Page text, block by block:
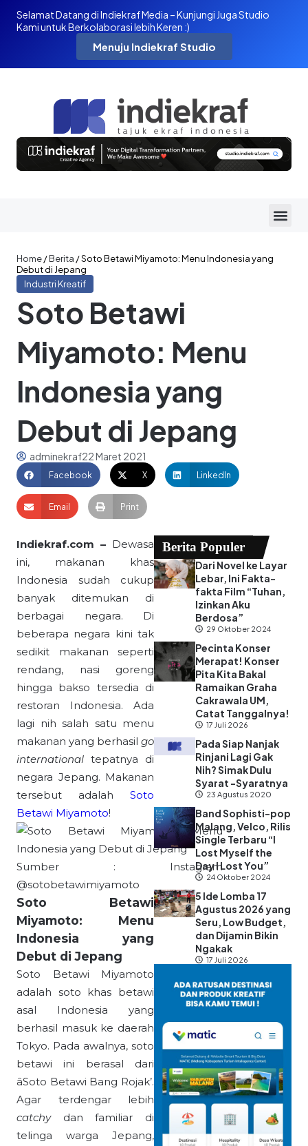
Selamat Datang di Indiekraf Media – Kunjungi Juga Studio
Kami untuk Berkolaborasi lebih Keren :)
Menuju Indiekraf Studio
Home/Berita /Soto Betawi Miyamoto: Menu Indonesia yang
Debut di Jepang
Industri Kreatif
Soto Betawi
Miyamoto: Menu
Indonesia yang
Debut di Jepang
adminekraf22 Maret 2021
Facebook X LinkedIn
Email Print
Indiekraf.com – Dewasa
ini, makanan khas
Indonesia sudah cukup
banyak ditemukan di
berbagai negara. Di
beberapa negara kini tak
sedikit makanan seperti
rendang, nasi goreng
hingga bakso tersedia di
restoran Indonesia. Ada
lagi nih salah satu menu
makanan yang berhasil go
international tepatnya di
negara Jepang. Makanan
tersebut adalah Soto
Betawi Miyamoto!
Sumber : Instagram
@sotobetawimiyamoto
Soto Betawi
Miyamoto: Menu
Indonesia yang
Debut di Jepang
Soto Betawi Miyamoto
adalah soto khas betawi
asal Indonesia yang
berhasil masuk ke daerah
Tokyo. Pada awalnya, soto
betawi ini berasal dari
âSoto Betawi Bang Rojak’.
Agar terdengar lebih
catchy dan familiar di
telinga warga Jepang,
Berita Populer
Dari Novel ke Layar
Lebar, Ini Fakta-
fakta Film “Tuhan,
Izinkan Aku
Berdosa”
29 Oktober 2024
Pecinta Konser
Merapat! Konser
Pita Kita Bakal
Ramaikan Graha
Cakrawala UM,
Catat Tanggalnya!
17 Juli 2026
Pada Siap Nanjak
Rinjani Lagi Gak
Nih? Simak Dulu
Syarat -Syaratnya
23 Agustus 2020
Band Sophisti-pop
Malang, Velco, Rilis
Single Terbaru “I
Lost Myself the
Day I Lost You”
24 Oktober 2024
5 Ide Lomba 17
Agustus 2026 yang
Seru, Low Budget,
dan Dijamin Bikin
Ngakak
17 Juli 2026